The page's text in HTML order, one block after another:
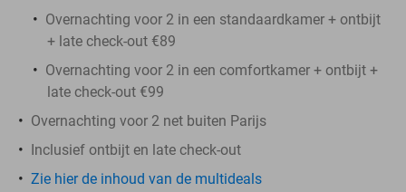
Overnachting voor 2 in een standaardkamer + ontbijt
+ late check-out €89
Overnachting voor 2 in een comfortkamer + ontbijt +
late check-out €99
Overnachting voor 2 net buiten Parijs
Inclusief ontbijt en late check-out
Zie hier de inhoud van de multideals